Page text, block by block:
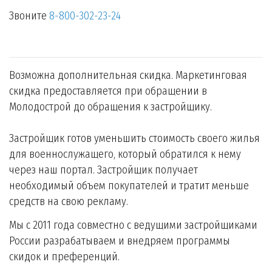
Звоните 8-800-302-23-24
Возможна дополнительная скидка. Маркетинговая
скидка предоставляется при обращении в
Молодострой до обращения к застройщику.
Застройщик готов уменьшить стоимость своего жилья
для военнослужащего, который обратился к нему
через наш портал. Застройщик получает
необходимый объем покупателей и тратит меньше
средств на свою рекламу.
Мы с 2011 года совместно с ведущими застройщиками
России разрабатываем и внедряем программы
скидок и преференций.